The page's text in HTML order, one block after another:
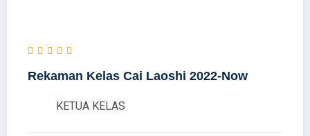
Rekaman Kelas Cai Laoshi 2022-Now
KETUA KELAS